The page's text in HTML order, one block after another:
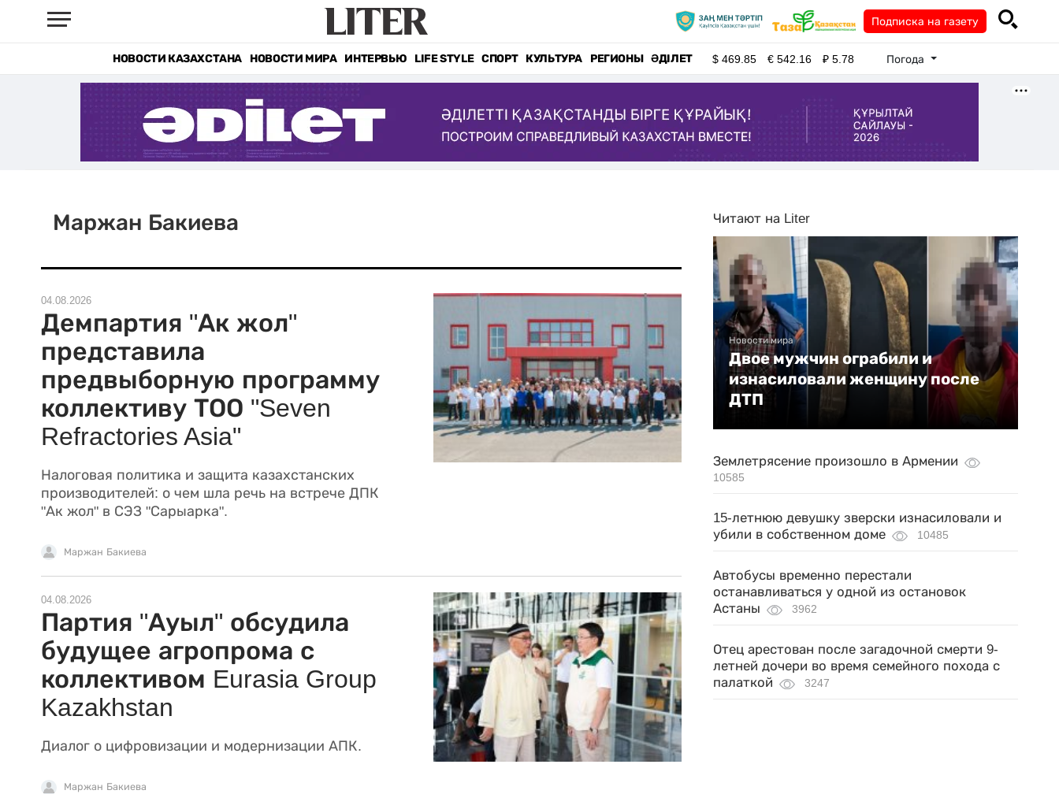
Подписка на газету
НОВОСТИ КАЗАХСТАНА НОВОСТИ МИРА ИНТЕРВЬЮ LIFE STYLE СПОРТ КУЛЬТУРА РЕГИОНЫ ӘДІЛЕТ $469.85 €542.16 ₽5.78 Погода
Маржан Бакиева
04.08.2026
Демпартия "Ак жол"
представила
предвыборную программу
коллективу ТОО "Seven
Refractories Asia"
Налоговая политика и защита казахстанских
производителей: о чем шла речь на встрече ДПК
"Ак жол" в СЭЗ "Сарыарка".
Маржан Бакиева
04.08.2026
Партия "Ауыл" обсудила
будущее агропрома с
коллективом Eurasia Group
Kazakhstan
Диалог о цифровизации и модернизации АПК.
Маржан Бакиева
Читают на Liter
Новости мира
Двое мужчин ограбили и
изнасиловали женщину после
ДТП
Землетрясение произошло в Армении
10585
15-летнюю девушку зверски изнасиловали и
убили в собственном доме
10485
Автобусы временно перестали
останавливаться у одной из остановок
Астаны
3962
Отец арестован после загадочной смерти 9-
летней дочери во время семейного похода с
палаткой
3247